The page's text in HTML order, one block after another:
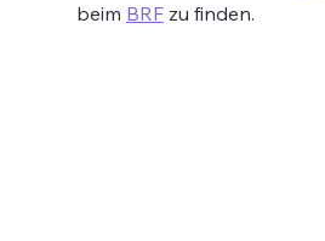
beim BRF zu finden.